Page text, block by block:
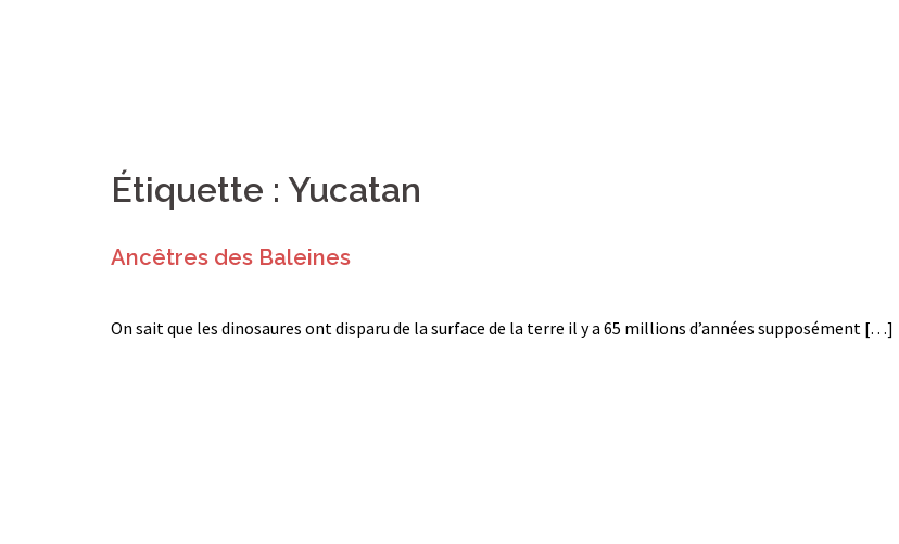
Étiquette : Yucatan
Ancêtres des Baleines
On sait que les dinosaures ont disparu de la surface de la terre il y a 65 millions d’années supposément […]